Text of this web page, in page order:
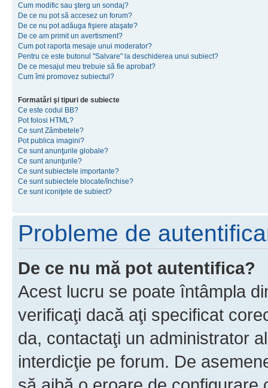
Cum modific sau şterg un sondaj?
De ce nu pot să accesez un forum?
De ce nu pot adăuga fişiere ataşate?
De ce am primit un avertisment?
Cum pot raporta mesaje unui moderator?
Pentru ce este butonul "Salvare" la deschiderea unui subiect?
De ce mesajul meu trebuie să fie aprobat?
Cum îmi promovez subiectul?
Formatări şi tipuri de subiecte
Ce este codul BB?
Pot folosi HTML?
Ce sunt Zâmbetele?
Pot publica imagini?
Ce sunt anunţurile globale?
Ce sunt anunţurile?
Ce sunt subiectele importante?
Ce sunt subiectele blocate/închise?
Ce sunt iconiţele de subiect?
Probleme de
De ce nu mă pot autentifica?
Acest lucru se poate întâmpla
verificaţi dacă aţi specificat
da, contactaţi un administrator
interdicţie pe forum. De